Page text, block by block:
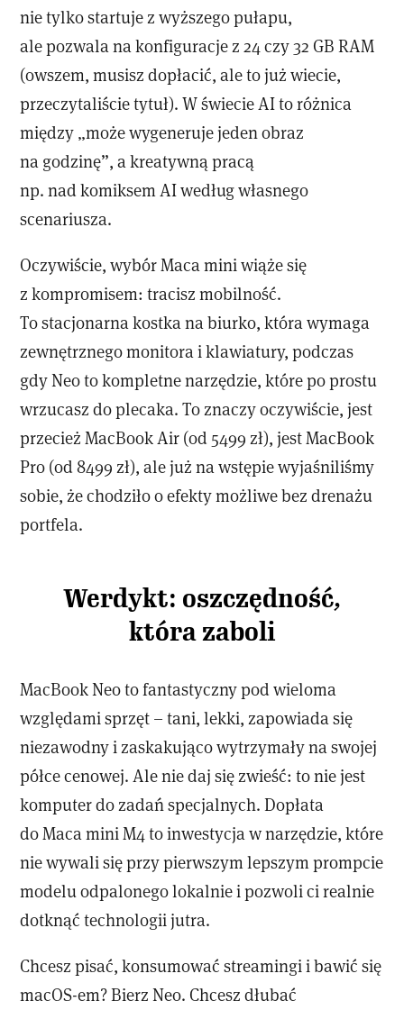
nie tylko startuje z wyższego pułapu,
ale pozwala na konfiguracje z 24 czy 32 GB RAM
(owszem, musisz dopłacić, ale to już wiecie,
przeczytaliście tytuł). W świecie AI to różnica
między „może wygeneruje jeden obraz
na godzinę”, a kreatywną pracą
np. nad komiksem AI według własnego
scenariusza.
Oczywiście, wybór Maca mini wiąże się
z kompromisem: tracisz mobilność.
To stacjonarna kostka na biurko, która wymaga
zewnętrznego monitora i klawiatury, podczas
gdy Neo to kompletne narzędzie, które po prostu
wrzucasz do plecaka. To znaczy oczywiście, jest
przecież MacBook Air (od 5499 zł), jest MacBook
Pro (od 8499 zł), ale już na wstępie wyjaśniliśmy
sobie, że chodziło o efekty możliwe bez drenażu
portfela.
Werdykt: oszczędność,
która zaboli
MacBook Neo to fantastyczny pod wieloma
względami sprzęt – tani, lekki, zapowiada się
niezawodny i zaskakująco wytrzymały na swojej
półce cenowej. Ale nie daj się zwieść: to nie jest
komputer do zadań specjalnych. Dopłata
do Maca mini M4 to inwestycja w narzędzie, które
nie wywali się przy pierwszym lepszym prompcie
modelu odpalonego lokalnie i pozwoli ci realnie
dotknąć technologii jutra.
Chcesz pisać, konsumować streamingi i bawić się
macOS-em? Bierz Neo. Chcesz dłubać